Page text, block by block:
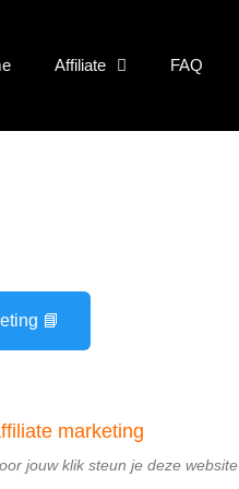
Affiliate FAQ
📘
jouw klik steun je deze website